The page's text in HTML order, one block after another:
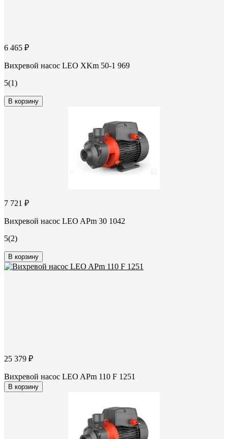
6 465 ₽
Вихревой насос LEO XKm 50-1 969
5(1)
В корзину
7 721 ₽
Вихревой насос LEO APm 30 1042
5(2)
В корзину
25 379 ₽
Вихревой насос LEO APm 110 F 1251
В корзину